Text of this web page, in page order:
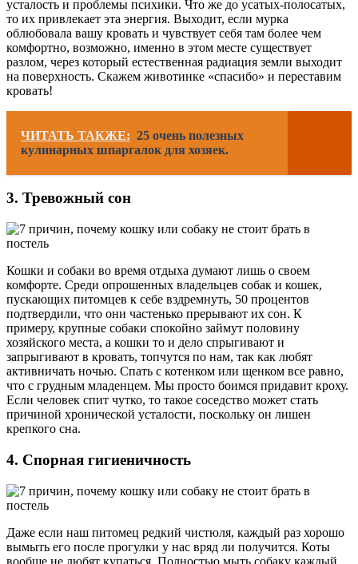
усталость и проблемы психики. Что же до усатых-полосатых,
то их привлекает эта энергия. Выходит, если мурка
облюбовала вашу кровать и чувствует себя там более чем
комфортно, возможно, именно в этом месте существует
разлом, через который естественная радиация земли выходит
на поверхность. Скажем животинке «спасибо» и переставим
кровать!
ЧИТАТЬ ТАКЖЕ: 25 очень полезных
кулинарных шпаргалок для хозяек.
3. Тревожный сон
Кошки и собаки во время отдыха думают лишь о своем
комфорте. Среди опрошенных владельцев собак и кошек,
пускающих питомцев к себе вздремнуть, 50 процентов
подтвердили, что они частенько прерывают их сон. К
примеру, крупные собаки спокойно займут половину
хозяйского места, а кошки то и дело спрыгивают и
запрыгивают в кровать, топчутся по нам, так как любят
активничать ночью. Спать с котенком или щенком все равно,
что с грудным младенцем. Мы просто боимся придавит кроху.
Если человек спит чутко, то такое соседство может стать
причиной хронической усталости, поскольку он лишен
крепкого сна.
4. Спорная гигиеничность
Даже если наш питомец редкий чистюля, каждый раз хорошо
вымыть его после прогулки у нас вряд ли получится. Коты
вообще не любят купаться. Полностью мыть собаку каждый